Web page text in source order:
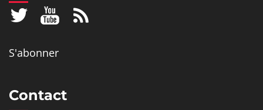
S'abonner
Contact